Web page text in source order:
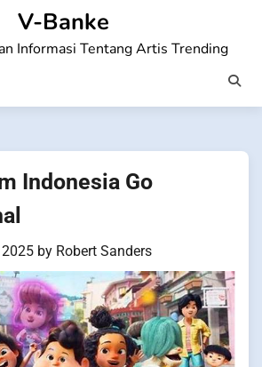
V-Banke
Informasi Tentang Artis Trending
Indonesia Go
by Robert Sanders